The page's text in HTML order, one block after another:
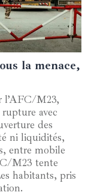
la menace,
l’AFC/M23,
avec
des
ni liquidités,
entre mobile
M23 tente
habitants, pris